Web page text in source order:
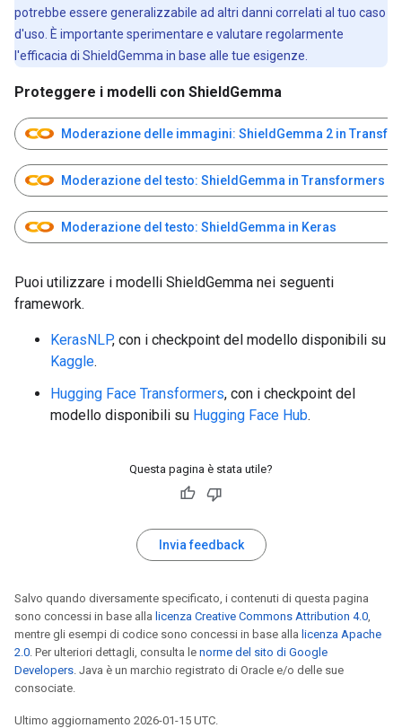
potrebbe essere generalizzabile ad altri danni correlati al tuo caso
d'uso. È importante sperimentare e valutare regolarmente
l'efficacia di ShieldGemma in base alle tue esigenze.
Proteggere i modelli con ShieldGemma
Moderazione delle immagini: ShieldGemma 2 in
Moderazione del testo: ShieldGemma in Transformers
Moderazione del testo: ShieldGemma in Keras
Puoi utilizzare i modelli ShieldGemma nei seguenti
framework.
KerasNLP, con i checkpoint del modello disponibili su
Kaggle.
Hugging Face Transformers, con i checkpoint del
modello disponibili su Hugging Face Hub.
Questa pagina è stata utile?
Invia feedback
Salvo quando diversamente specificato, i contenuti di questa pagina
sono concessi in base alla licenza Creative Commons Attribution 4.0,
mentre gli esempi di codice sono concessi in base alla licenza Apache
2.0. Per ulteriori dettagli, consulta le norme del sito di Google
Developers. Java è un marchio registrato di Oracle e/o delle sue
consociate.
Ultimo aggiornamento 2026-01-15 UTC.